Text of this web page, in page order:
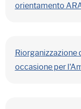
orientamento
Riorganizzazione
occasione per